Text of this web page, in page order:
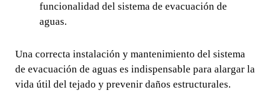
funcionalidad del sistema de evacuación de
aguas.
Una correcta instalación y mantenimiento del sistema
de evacuación de aguas es indispensable para alargar la
vida útil del tejado y prevenir daños estructurales.